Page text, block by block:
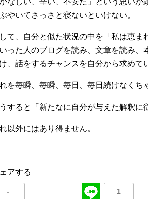
やいてさっさと寝ないといけない。
て、自分と似た状況の中を「私は恵ま
った人のブログを読み、文章を読み、
、 話をするチャンスを自分から求めて
を毎瞬、毎瞬、毎日、毎日続けなくち
すると「新たなに自分が与えた解釈に
以外にはあり得ません。
アする
-
1